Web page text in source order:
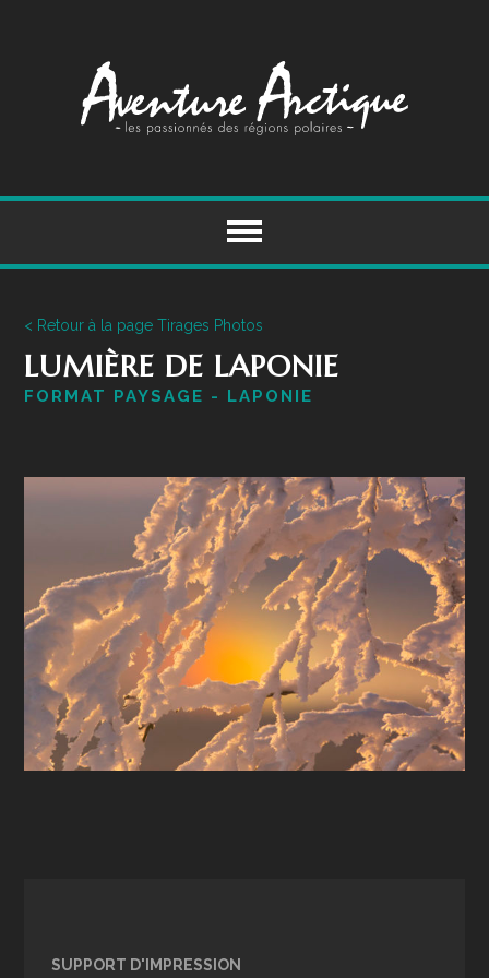
content
< Retour à la page Tirages Photos
LUMIÈRE DE LAPONIE
FORMAT PAYSAGE - LAPONIE
SUPPORT D'IMPRESSION